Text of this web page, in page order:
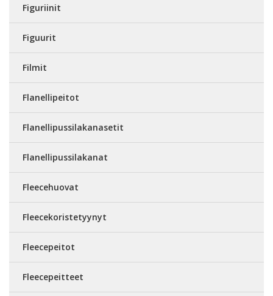
Figuriinit
Figuurit
Filmit
Flanellipeitot
Flanellipussilakanasetit
Flanellipussilakanat
Fleecehuovat
Fleecekoristetyynyt
Fleecepeitot
Fleecepeitteet